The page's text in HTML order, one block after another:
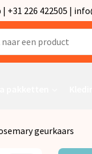
+31 226 422505 |
geurkaars